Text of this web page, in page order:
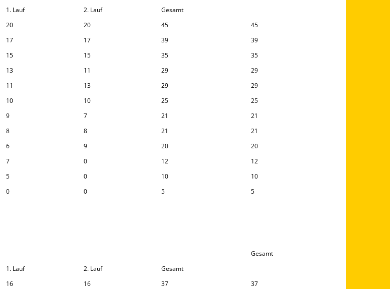
1. Lauf 2. Lauf
Gesamt
20 20 45
45
17 17 39
39
15 15 35
35
13 11 29
29
11 13 29
29
10 10 25
25
9 7 21
21
8 8 21
21
6 9 20
20
7 0 12
12
5 0 10
10
0 0 5 5
Gesamt
1. Lauf 2. Lauf
Gesamt
16 16 37
37